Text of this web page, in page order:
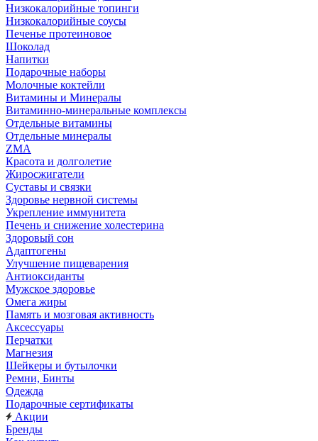
Низкокалорийные топинги
Низкокалорийные соусы
Печенье протеиновое
Шоколад
Напитки
Подарочные наборы
Молочные коктейли
Витамины и Минералы
Витаминно-минеральные комплексы
Отдельные витамины
Отдельные минералы
ZMA
Красота и долголетие
Жиросжигатели
Суставы и связки
Здоровье нервной системы
Укрепление иммунитета
Печень и снижение холестерина
Здоровый сон
Адаптогены
Улучшение пищеварения
Антиоксиданты
Мужское здоровье
Омега жиры
Память и мозговая активность
Аксессуары
Перчатки
Магнезия
Шейкеры и бутылочки
Ремни, Бинты
Одежда
Подарочные сертификаты
Акции
Бренды